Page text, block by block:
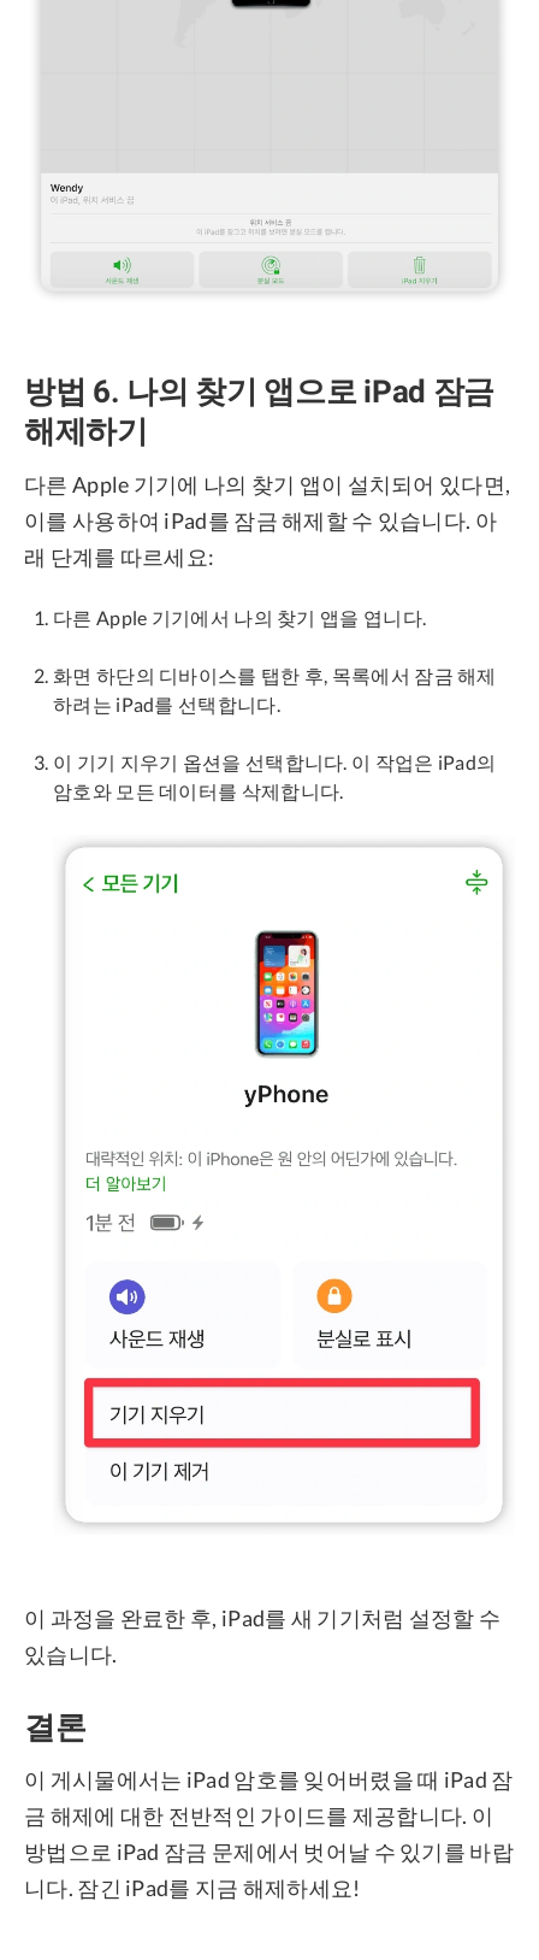
방법 6. 나의 찾기 앱으로 iPad 잠금
해제하기
다른 Apple 기기에 나의 찾기 앱이 설치되어 있다면,
이를 사용하여 iPad를 잠금 해제할 수 있습니다. 아
래 단계를 따르세요:
다른 Apple 기기에서 나의 찾기 앱을 엽니다.
화면 하단의 디바이스를 탭한 후, 목록에서 잠금 해제
하려는 iPad를 선택합니다.
이 기기 지우기 옵션을 선택합니다. 이 작업은 iPad의
암호와 모든 데이터를 삭제합니다.
이 과정을 완료한 후, iPad를 새 기기처럼 설정할 수
있습니다.
결론
이 게시물에서는 iPad 암호를 잊어버렸을 때 iPad 잠
금 해제에 대한 전반적인 가이드를 제공합니다. 이
방법으로 iPad 잠금 문제에서 벗어날 수 있기를 바랍
니다. 잠긴 iPad를 지금 해제하세요!